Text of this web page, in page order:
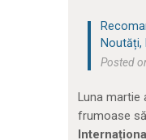
Noutăți,
Posted
Luna martie
frumoase